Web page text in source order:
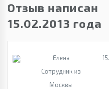
Отзыв написан
15.02.2013 года
Елена
Сотрудник из
Москвы